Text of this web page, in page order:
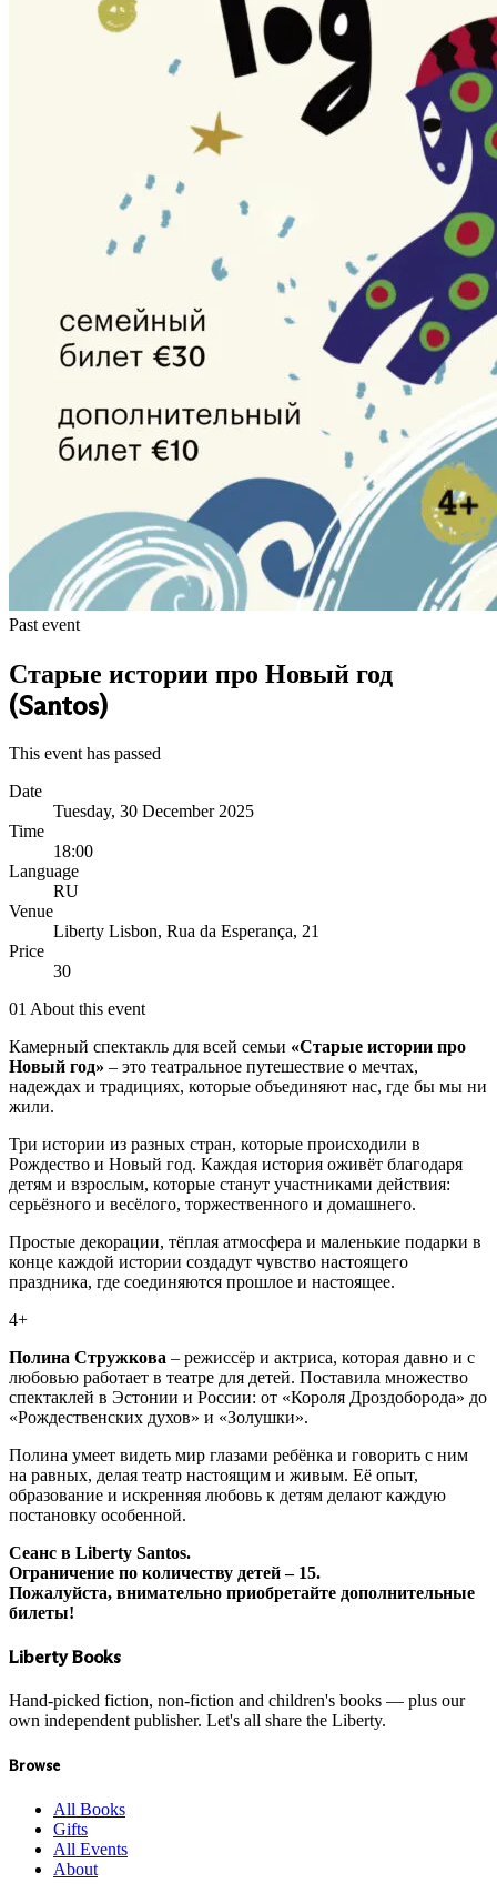
Past event
Старые истории про Новый год
(Santos)
This event has passed
Date
Tuesday, 30 December 2025
Time
18:00
Language
RU
Venue
Liberty Lisbon, Rua da Esperança, 21
Price
30
01 About this event
Камерный спектакль для всей семьи «Старые истории про
Новый год» – это театральное путешествие о мечтах,
надеждах и традициях, которые объединяют нас, где бы мы ни
жили.
Три истории из разных стран, которые происходили в
Рождество и Новый год. Каждая история оживёт благодаря
детям и взрослым, которые станут участниками действия:
серьёзного и весёлого, торжественного и домашнего.
Простые декорации, тёплая атмосфера и маленькие подарки в
конце каждой истории создадут чувство настоящего
праздника, где соединяются прошлое и настоящее.
4+
Полина Стружкова – режиссёр и актриса, которая давно и с
любовью работает в театре для детей. Поставила множество
спектаклей в Эстонии и России: от «Короля Дроздоборода» до
«Рождественских духов» и «Золушки».
Полина умеет видеть мир глазами ребёнка и говорить с ним
на равных, делая театр настоящим и живым. Её опыт,
образование и искренняя любовь к детям делают каждую
постановку особенной.
Сеанс в Liberty Santos.
Ограничение по количеству детей – 15.
Пожалуйста, внимательно приобретайте дополнительные
билеты!
Liberty Books
Hand-picked fiction, non-fiction and children's books — plus our
own independent publisher. Let's all share the Liberty.
Browse
All Books
Gifts
All Events
About